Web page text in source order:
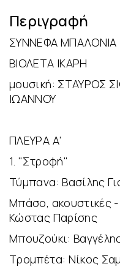
Περιγραφή
ΣΥΝΝΕΦΑ ΜΠΑΛΟΝΙΑ
ΒΙΟΛΕΤΑ IKAPH
μουσική: ΣΤΑΥΡΟΣ
ΙΩΑΝΝΟΥ
ΠΛΕΥΡΑ Α'
1. "Στροφή"
Τύμπανα: Βασίλης
Μπάσο, ακουστικές -
Κώστας Παρίσης
Μπουζούκι:
Τρομπέτα: Νίκος